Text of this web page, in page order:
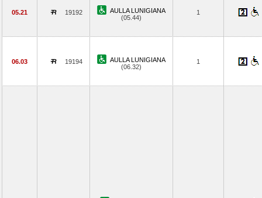
05.21 19192
AULLA LUNIGIANA
(05.44)
1
06.03 19194
AULLA LUNIGIANA
(06.32)
1